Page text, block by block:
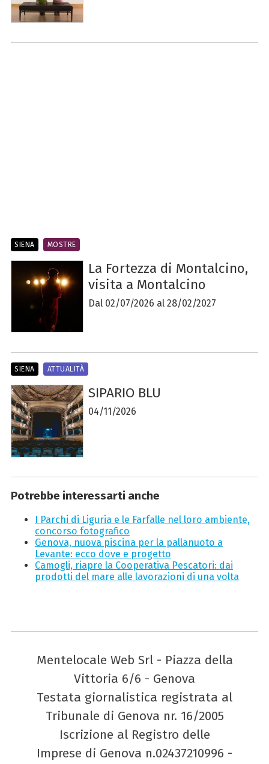
La Fortezza di Montalcino,
visita a Montalcino
Dal 02/07/2026 al 28/02/2027
SIENA MOSTRE
SIPARIO BLU
04/11/2026
SIENA ATTUALITÀ
Potrebbe interessarti anche
I Parchi di Liguria e le Farfalle nel loro ambiente,
concorso fotografico
Genova, nuova piscina per la pallanuoto a
Levante: ecco dove e progetto
Camogli, riapre la Cooperativa Pescatori: dai
prodotti del mare alle lavorazioni di una volta
Mentelocale Web Srl - Piazza della
Vittoria 6/6 - Genova
Testata giornalistica registrata al
Tribunale di Genova nr. 16/2005
Iscrizione al Registro delle
Imprese di Genova n.02437210996 -